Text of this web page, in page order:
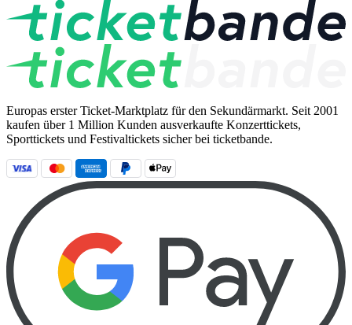
Europas erster Ticket-Marktplatz für den Sekundärmarkt. Seit 2001
kaufen über 1 Million Kunden ausverkaufte Konzerttickets,
Sporttickets und Festivaltickets sicher bei ticketbande.